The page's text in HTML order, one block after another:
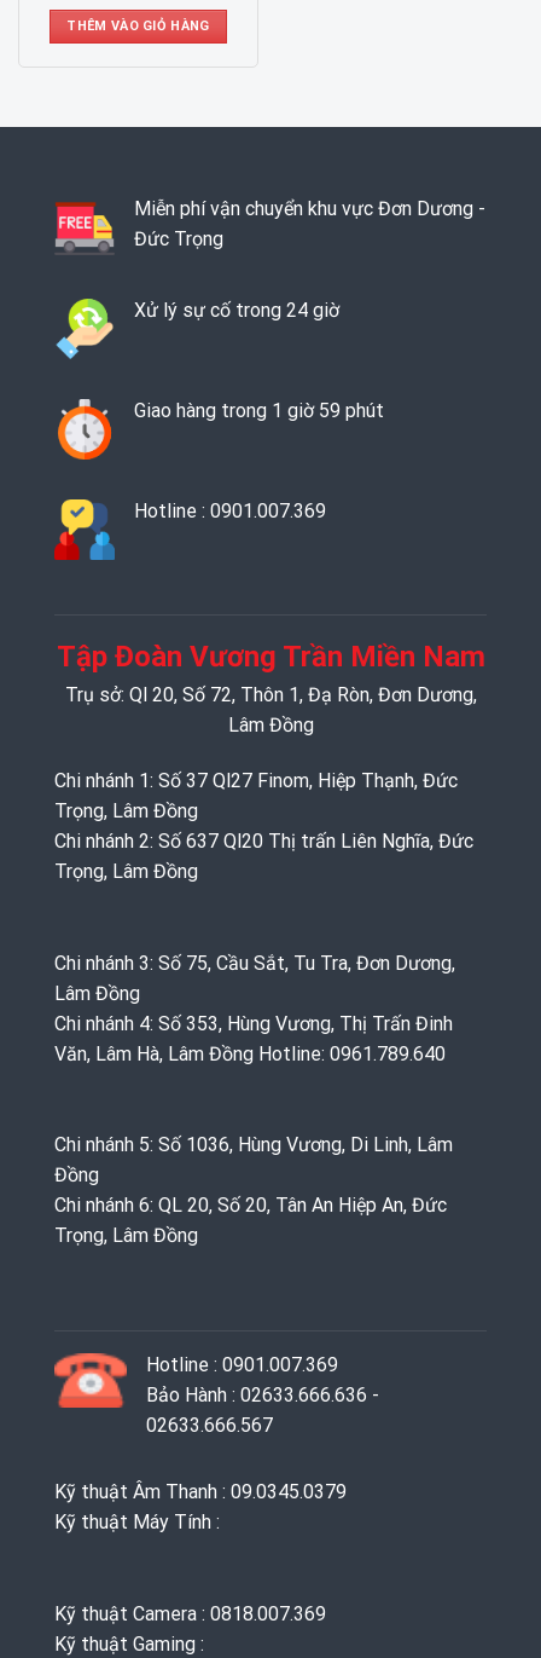
THÊM VÀO GIỎ HÀNG
Miễn phí vận chuyển khu vực Đơn Dương -
Đức Trọng
Xử lý sự cố trong 24 giờ
Giao hàng trong 1 giờ 59 phút
Hotline : 0901.007.369
Tập Đoàn Vương Trần Miền Nam
Trụ sở: Ql 20, Số 72, Thôn 1, Đạ Ròn, Đơn Dương,
Lâm Đồng
Chi nhánh 1: Số 37 Ql27 Finom, Hiệp Thạnh, Đức
Trọng, Lâm Đồng
Chi nhánh 2: Số 637 Ql20 Thị trấn Liên Nghĩa, Đức
Trọng, Lâm Đồng
Chi nhánh 3: Số 75, Cầu Sắt, Tu Tra, Đơn Dương,
Lâm Đồng
Chi nhánh 4: Số 353, Hùng Vương, Thị Trấn Đinh
Văn, Lâm Hà, Lâm Đồng Hotline: 0961.789.640
Chi nhánh 5: Số 1036, Hùng Vương, Di Linh, Lâm
Đồng
Chi nhánh 6: QL 20, Số 20, Tân An Hiệp An, Đức
Trọng, Lâm Đồng
Hotline : 0901.007.369
Bảo Hành : 02633.666.636 -
02633.666.567
Kỹ thuật Âm Thanh : 09.0345.0379
Kỹ thuật Máy Tính :
Kỹ thuật Camera : 0818.007.369
Kỹ thuật Gaming ‭: ‬